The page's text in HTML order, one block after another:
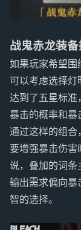
战鬼赤龙装
如果玩家希望围
可以考虑选择
达到了五星标准
暴击的概率和暴
通过这样的组合
要增强暴击伤害
说，叠加的词条
输出需求偏向暴
智的选择。